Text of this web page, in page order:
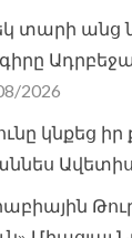
տարի անց
2026
կնքեց